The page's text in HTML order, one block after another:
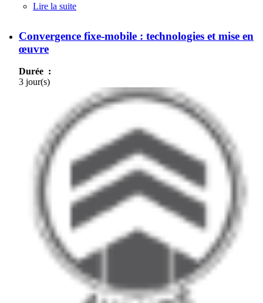
Lire la suite
Convergence fixe-mobile : technologies et mise en
œuvre
Durée :
3 jour(s)